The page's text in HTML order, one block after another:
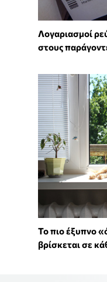
Λογαριασμοί
στους
To πιο έξυπνο
βρίσκεται σε